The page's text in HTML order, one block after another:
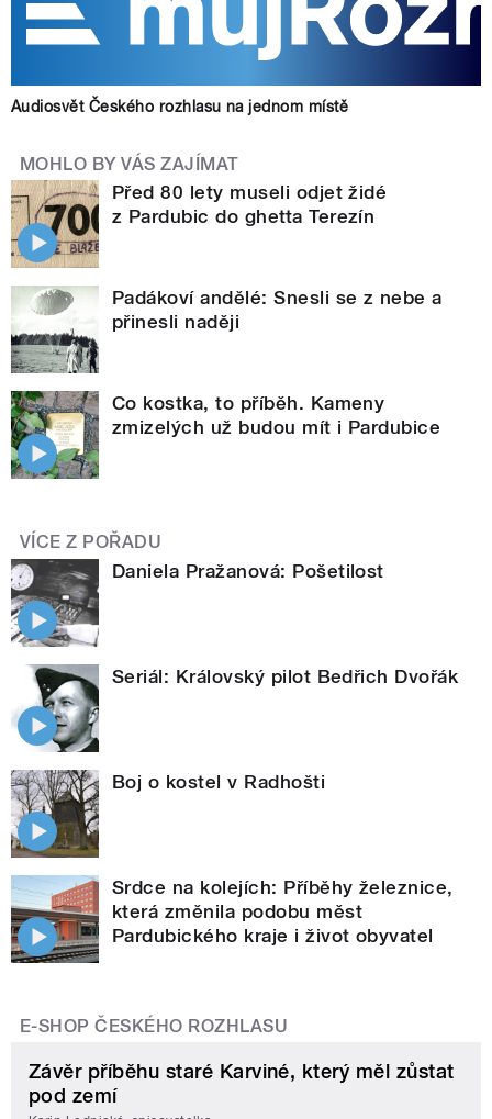
Audiosvět Českého rozhlasu na jednom místě
MOHLO BY VÁS ZAJÍMAT
Před 80 lety museli odjet židé
z Pardubic do ghetta Terezín
Padákoví andělé: Snesli se z nebe a
přinesli naději
Co kostka, to příběh. Kameny
zmizelých už budou mít i Pardubice
VÍCE Z POŘADU
Daniela Pražanová: Pošetilost
Seriál: Královský pilot Bedřich Dvořák
Boj o kostel v Radhošti
Srdce na kolejích: Příběhy železnice,
která změnila podobu měst
Pardubického kraje i život obyvatel
E-SHOP ČESKÉHO ROZHLASU
Závěr příběhu staré Karviné, který měl zůstat
pod zemí